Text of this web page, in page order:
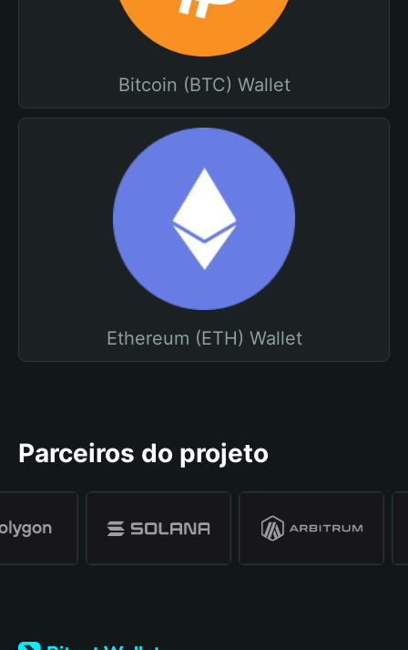
Bitcoin (BTC) Wallet
Ethereum (ETH) Wallet
Parceiros do projeto